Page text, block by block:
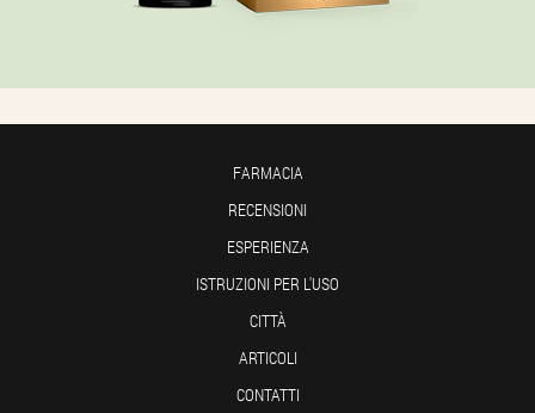
FARMACIA
RECENSIONI
ESPERIENZA
ISTRUZIONI PER L'USO
CITTÀ
ARTICOLI
CONTATTI